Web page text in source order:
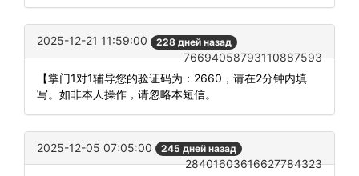
2025-12-21 11:59:00 228 дней назад
76694058793110887593
【掌门1对1辅导您的验证码为：2660，请在2分钟内填
写。如非本人操作，请忽略本短信。
2025-12-05 07:05:00 245 дней назад
28401603616627784323